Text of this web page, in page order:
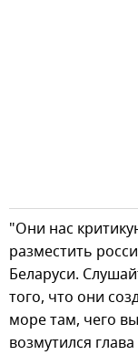
"Они нас
разместить
Беларуси.
того, что они
море там, чего
возмутился